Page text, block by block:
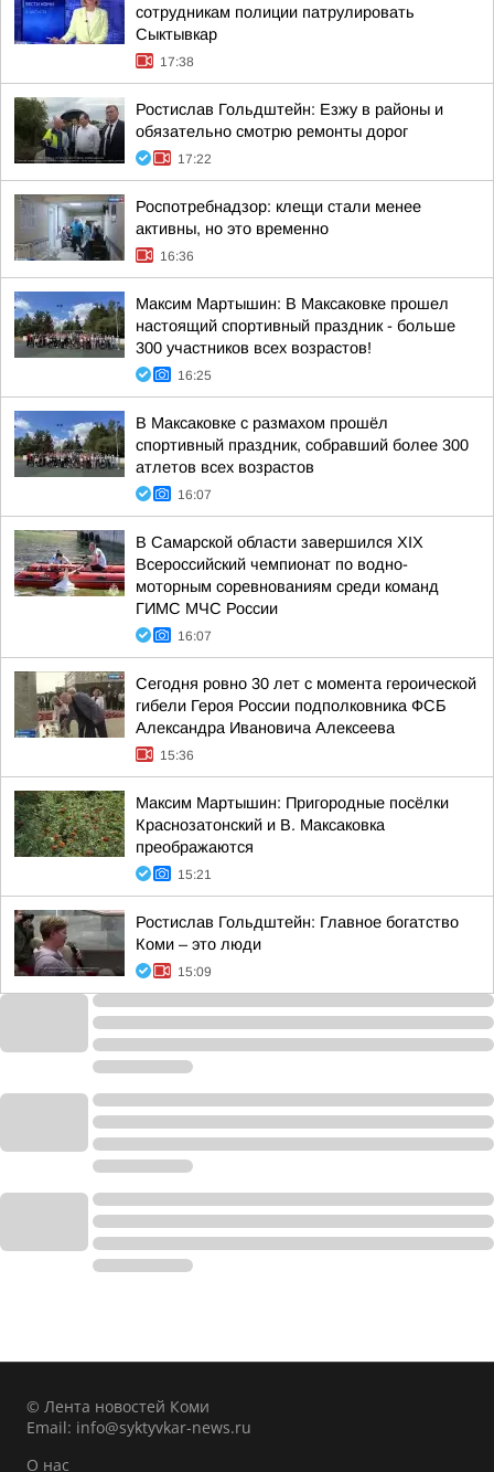
сотрудникам полиции патрулировать
Сыктывкар
17:38
Ростислав Гольдштейн: Езжу в районы и
обязательно смотрю ремонты дорог
17:22
Роспотребнадзор: клещи стали менее
активны, но это временно
16:36
Максим Мартышин: В Максаковке прошел
настоящий спортивный праздник - больше
300 участников всех возрастов!
16:25
В Максаковке с размахом прошёл
спортивный праздник, собравший более 300
атлетов всех возрастов
16:07
В Самарской области завершился XIХ
Всероссийский чемпионат по водно-
моторным соревнованиям среди команд
ГИМС МЧС России
16:07
Сегодня ровно 30 лет с момента героической
гибели Героя России подполковника ФСБ
Александра Ивановича Алексеева
15:36
Максим Мартышин: Пригородные посёлки
Краснозатонский и В. Максаковка
преображаются
15:21
Ростислав Гольдштейн: Главное богатство
Коми – это люди
15:09
© Лента новостей Коми
Email: info@syktyvkar-news.ru
О нас